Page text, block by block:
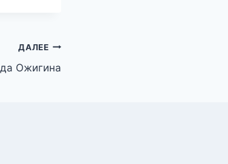
ДАЛЕЕ
Ожигина